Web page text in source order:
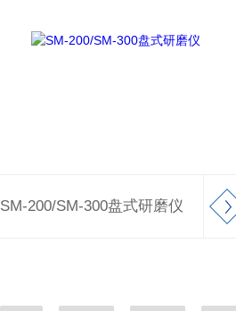
SM-200/SM-300盘式研磨仪